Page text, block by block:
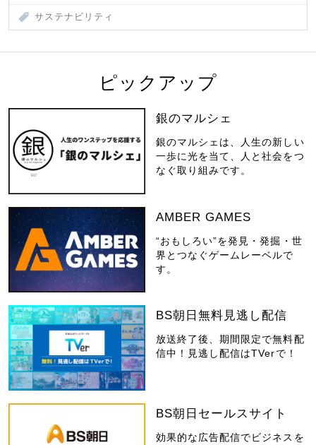
サステナビリティ
ピックアップ
銀のマルシェ
銀のマルシェは、人生の新しい
一歩に光を当て、人と社会をつ
なぐ取り組みです。
AMBER GAMES
“おもしろい”を発見・発掘・世
界とつなぐゲームレーベルで
す。
BS朝日無料見逃し配信
放送終了後、期間限定で無料配
信中！見逃し配信はTVerで！
BS朝日セールスサイト
効果的な広告配信でビジネスを